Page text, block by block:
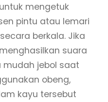
mengetuk
pintu atau lemari
berkala. Jika
suara
jebol saat
obeng,
kayu tersebut